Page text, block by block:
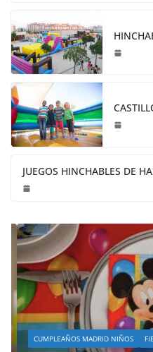
JUEGOS HINCHABLES DE
CUMPLEAÑOS MADRID NIÑOS